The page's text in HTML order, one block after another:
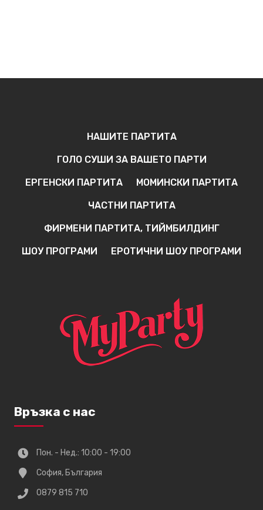
НАШИТЕ ПАРТИТА
ГОЛО СУШИ ЗА ВАШЕТО ПАРТИ
ЕРГЕНСКИ ПАРТИТА МОМИНСКИ ПАРТИТА
ЧАСТНИ ПАРТИТА
ФИРМЕНИ ПАРТИТА, ТИЙМБИЛДИНГ
ШОУ ПРОГРАМИ ЕРОТИЧНИ ШОУ ПРОГРАМИ
Връзка с нас
Пон. - Нед.: 10:00 - 19:00
София, България
0879 815 710